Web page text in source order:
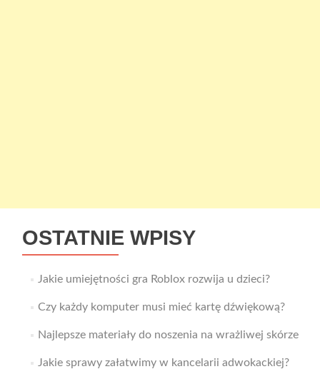
OSTATNIE WPISY
Jakie umiejętności gra Roblox rozwija u dzieci?
Czy każdy komputer musi mieć kartę dźwiękową?
Najlepsze materiały do noszenia na wrażliwej skórze
Jakie sprawy załatwimy w kancelarii adwokackiej?